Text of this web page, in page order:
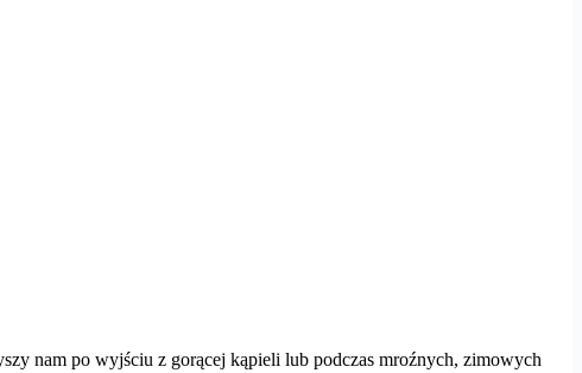
nam po wyjściu z gorącej kąpieli lub podczas mroźnych, zimowych